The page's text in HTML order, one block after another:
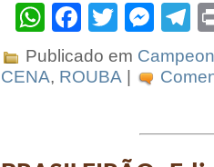
WhatsApp
Facebook
Twitter
Publicado em
CENA, ROUBA